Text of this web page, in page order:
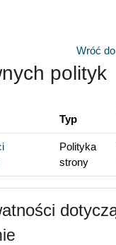
Wróć
polityk
Typ
Polityka
strony